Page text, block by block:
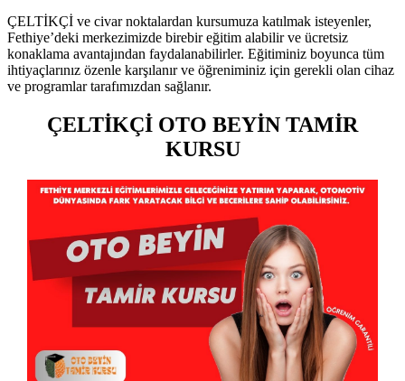
ÇELTİKÇİ ve civar noktalardan kursumuza katılmak isteyenler,
Fethiye’deki merkezimizde birebir eğitim alabilir ve ücretsiz
konaklama avantajından faydalanabilirler. Eğitiminiz boyunca tüm
ihtiyaçlarınız özenle karşılanır ve öğreniminiz için gerekli olan cihaz
ve programlar tarafımızdan sağlanır.
ÇELTİKÇİ OTO BEYİN TAMİR
KURSU